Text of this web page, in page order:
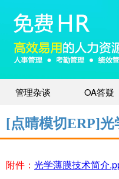
管理杂谈 OA答疑
[点晴模切ERP]
附件： 光学薄膜技术简介